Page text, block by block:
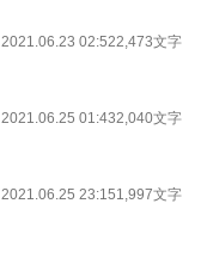
2021.06.23 02:522,473文字
2021.06.25 01:432,040文字
2021.06.25 23:151,997文字